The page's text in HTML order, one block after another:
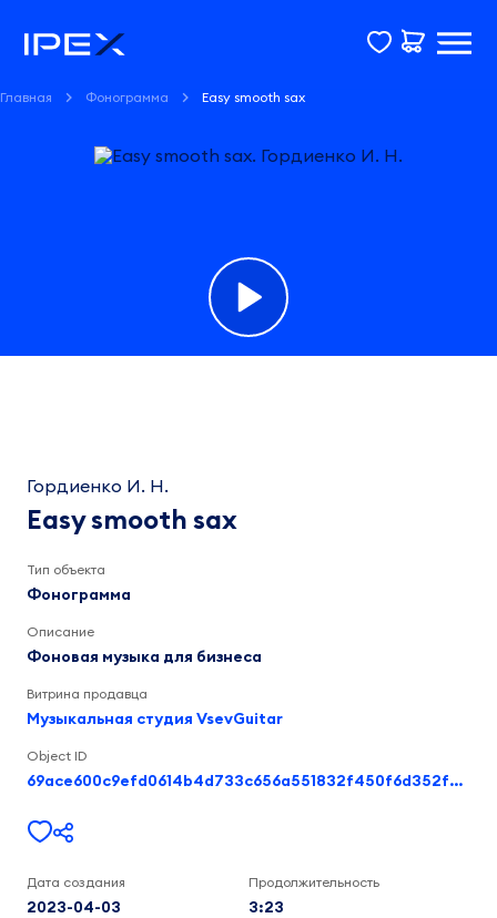
Главная Фонограмма Easy smooth sax
smooth
sax
Гордиенко
3:24
Гордиенко И. Н.
Easy smooth sax
Тип объекта
Фонограмма
Описание
Фоновая музыка для бизнеса
Витрина продавца
Музыкальная студия VsevGuitar
Object ID
69ace600c9efd0614b4d733c656a551832f450f6d352f91104c7b93e88e57de7
Дата создания
2023-04-03
Продолжительность
3:23